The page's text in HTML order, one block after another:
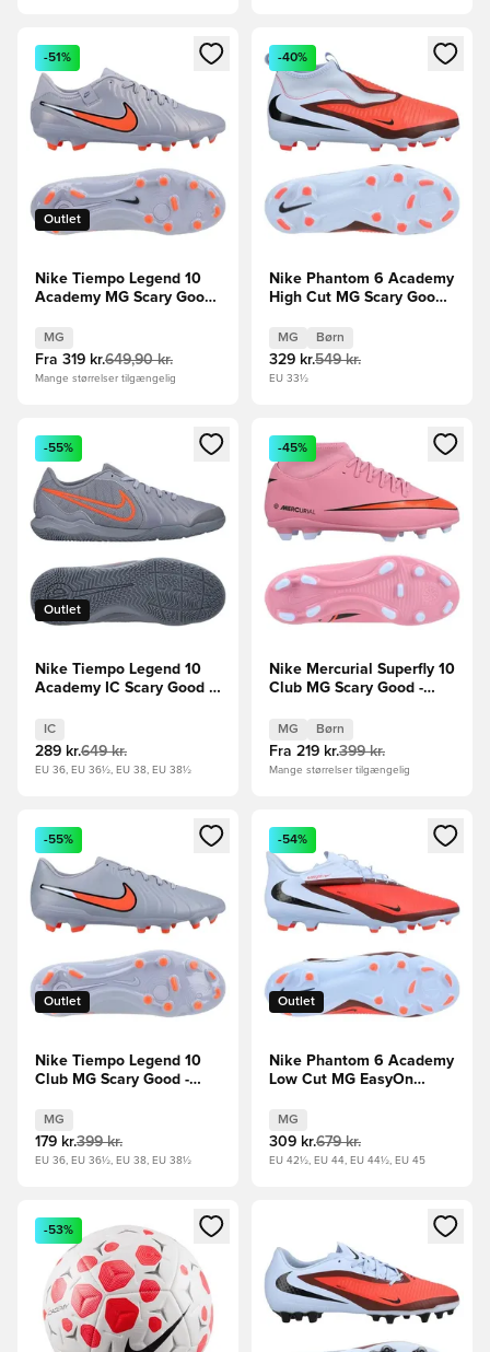
Åbner en Modal til at logge ind eller tilmelde dig som
Outlet
-51%
Nike Tiempo Legend 10
Academy MG Scary Good
MG
Fra 319 kr.649,90 kr.
Mange størrelser tilgængelig
Åbner en Modal til at logge
-40%
Nike Phantom 6 Academy
High Cut MG Scary Good -
MG Børn
329 kr.549 kr.
EU 33½
Åbner en Modal til at logge ind eller tilmelde dig som
Outlet
-55%
Nike Tiempo Legend 10
Academy IC Scary Good -
IC
289 kr.649 kr.
EU 36, EU 36½, EU 38, EU 38½
Åbner en Modal til at logge
-45%
Nike Mercurial Superfly 10
Club MG Scary Good -
MG Børn
Fra 219 kr.399 kr.
Mange størrelser tilgængelig
Åbner en Modal til at logge ind eller tilmelde dig som
Outlet
-55%
Nike Tiempo Legend 10
Club MG Scary Good -
MG
179 kr.399 kr.
EU 36, EU 36½, EU 38, EU 38½
Åbner en Modal til at logge
Outlet
-54%
Nike Phantom 6 Academy
Low Cut MG EasyOn
MG
309 kr.679 kr.
EU 42½, EU 44, EU 44½, EU 45
Åbner en Modal til at logge ind eller tilmelde dig som
-53%
Åbner en Modal til at logge